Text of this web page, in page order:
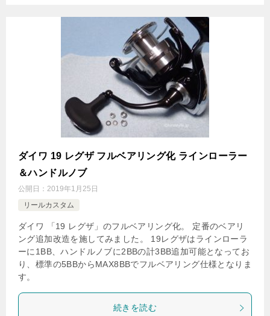
ダイワ 19 レグザ フルベアリング化 ラインローラー
＆ハンドルノブ
公開日： 2019年1月25日
リールカスタム
ダイワ 「19 レグザ」のフルベアリング化。 定番のベアリ
ング追加改造を施してみました。 19レグザはラインローラ
ーに1BB、ハンドルノブに2BBの計3BB追加可能となってお
り、標準の5BBからMAX8BBでフルベアリング仕様となりま
す。
続きを読む